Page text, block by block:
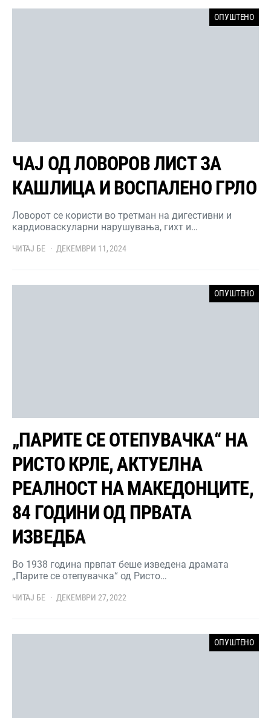
ОПУШТЕНО
ЧАЈ ОД ЛОВОРОВ ЛИСТ ЗА
КАШЛИЦА И ВОСПАЛЕНО ГРЛО
Ловорот се користи во третман на дигестивни и
кардиоваскуларни нарушувања, гихт и…
ЧИТАЈ БЕ ДЕКЕМВРИ 11, 2024
ОПУШТЕНО
„ПАРИТЕ СЕ ОТЕПУВАЧКА“ НА
РИСТО КРЛЕ, АКТУЕЛНА
РЕАЛНОСТ НА МАКЕДОНЦИТЕ,
84 ГОДИНИ ОД ПРВАТА
ИЗВЕДБА
Во 1938 година првпат беше изведена драмата
„Парите се отепувачка“ од Ристо…
ЧИТАЈ БЕ ДЕКЕМВРИ 27, 2022
ОПУШТЕНО